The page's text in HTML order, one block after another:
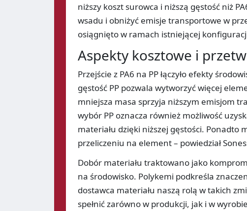
niższy koszt surowca i niższą gęstość niż
wsadu i obniżyć emisje transportowe w
osiągnięto w ramach istniejącej
Aspekty kosztowe i
Przejście z PA6 na PP łączyło efekty
gęstość PP pozwala wytworzyć więcej
mniejsza masa sprzyja niższym emisjom
wybór PP oznacza również możliwość
materiału dzięki niższej gęstości.
przeliczeniu na element – powiedział
Dobór materiału traktowano jako
na środowisko. Polykemi podkreśla
dostawca materiału naszą rolą w takich
spełnić zarówno w produkcji, jak i w